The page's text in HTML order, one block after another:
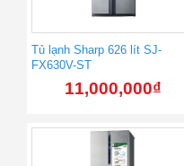
Tủ lạnh Sharp 626 lít SJ-
FX630V-ST
11,000,000₫